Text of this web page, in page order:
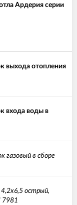
Ардерия серии
выхода отопления
входа воды в
газовый в сборе
острый,
7981